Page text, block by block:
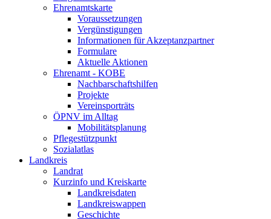
Ehrenamtskarte
Voraussetzungen
Vergünstigungen
Informationen für Akzeptanzpartner
Formulare
Aktuelle Aktionen
Ehrenamt - KOBE
Nachbarschaftshilfen
Projekte
Vereinsporträts
ÖPNV im Alltag
Mobilitätsplanung
Pflegestützpunkt
Sozialatlas
Landkreis
Landrat
Kurzinfo und Kreiskarte
Landkreisdaten
Landkreiswappen
Geschichte